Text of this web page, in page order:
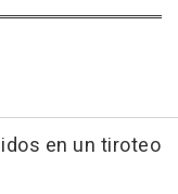
en un tiroteo